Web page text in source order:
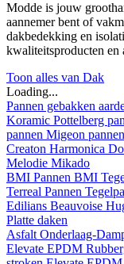
Modde is jouw
aannemer bent of
dakbedekking en
kwaliteitsproducten en
Toon alles van Dak
Loading...
Pannen gebakken
Koramic Pottelberg
pannen Migeon pannen
Creaton Harmonica
Melodie Mikado
BMI Pannen BMI
Terreal Pannen
Edilians Beauvoise
Platte daken
Asfalt Onderlaag-
Elevate EPDM